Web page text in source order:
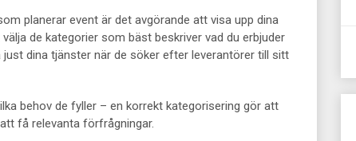
planerar event är det avgörande att visa upp dina
de kategorier som bäst beskriver vad du erbjuder
dina tjänster när de söker efter leverantörer till sitt
behov de fyller – en korrekt kategorisering gör att
få relevanta förfrågningar.